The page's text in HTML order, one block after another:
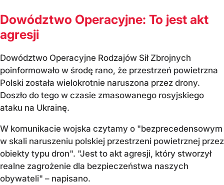
Dowództwo Operacyjne: To jest akt
agresji
Dowództwo Operacyjne Rodzajów Sił Zbrojnych
poinformowało w środę rano, że przestrzeń powietrzna
Polski została wielokrotnie naruszona przez drony.
Doszło do tego w czasie zmasowanego rosyjskiego
ataku na Ukrainę.
W komunikacie wojska czytamy o "bezprecedensowym
w skali naruszeniu polskiej przestrzeni powietrznej przez
obiekty typu dron". "Jest to akt agresji, który stworzył
realne zagrożenie dla bezpieczeństwa naszych
obywateli" – napisano.